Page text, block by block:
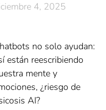
4, 2025
no solo ayudan:
están reescribiendo
mente y
¿riesgo de
AI?